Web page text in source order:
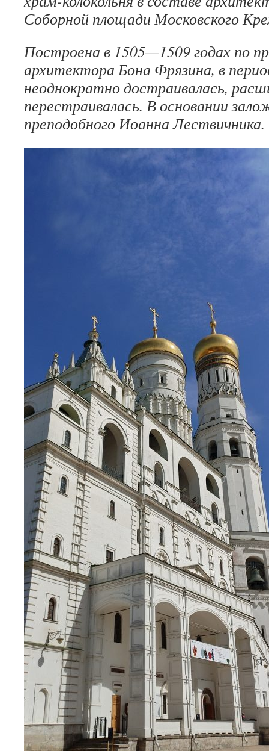
Соборной площади Московского
Построена в 1505—1509 годах по
архитектора Бона Фрязина, в
неоднократно достраивалась,
перестраивалась. В основании
преподобного Иоанна Лествичника.